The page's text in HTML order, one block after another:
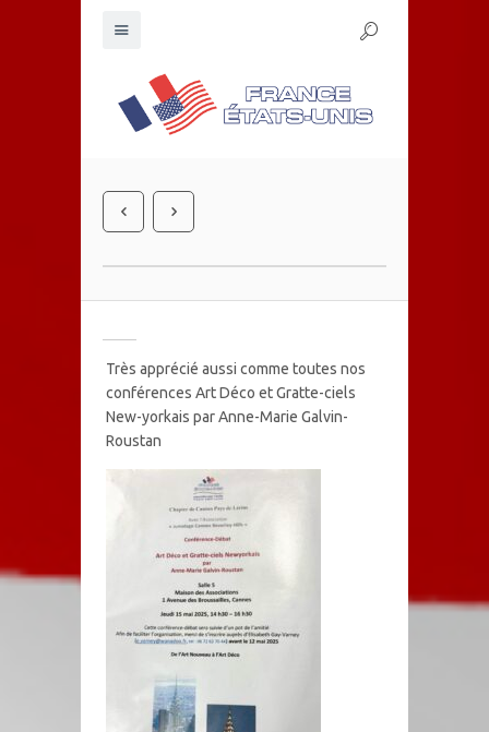
Très apprécié aussi comme toutes nos
conférences Art Déco et Gratte-ciels
New-yorkais par Anne-Marie Galvin-
Roustan